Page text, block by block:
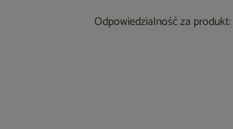
Odpowiedzialność za produkt: